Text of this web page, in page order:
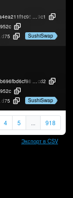
9c1
d75 SushiSwap
cd2
d75 SushiSwap
4 5 ... 918
Экспорт в CSV